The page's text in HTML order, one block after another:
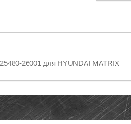
26001 для HYUNDAI MATRIX